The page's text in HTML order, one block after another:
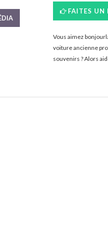
FAITES UN
Vous aimez
voiture ancienne
souvenirs ? Alors